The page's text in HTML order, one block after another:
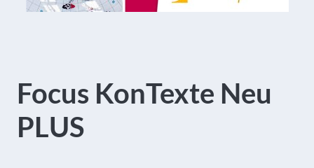
Focus KonTexte Neu
PLUS